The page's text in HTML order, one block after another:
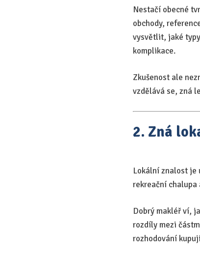
Nestačí obecné
obchody,
vysvětlit, jaké
komplikace.
Zkušenost ale
vzdělává se, zná
2. Zná
Lokální znalost je
rekreační
Dobrý makléř ví,
rozdíly mezi
rozhodování